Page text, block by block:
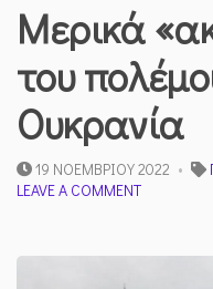
Μερικά
του
Ουκρανία
19 ΝΟΕΜΒΡΊΟΥ 2022
LEAVE A COMMENTON
ΤΟΥ